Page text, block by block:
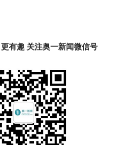
有趣 关注奥一新闻微信号